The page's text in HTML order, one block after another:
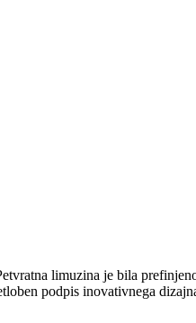
limuzina je bila
podpis inovativnega